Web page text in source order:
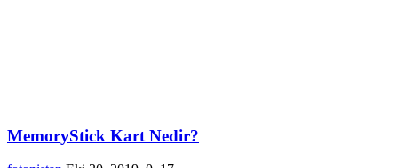
MemoryStick Kart Nedir?